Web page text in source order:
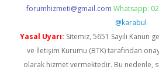
forumhizmeti@gmail.com Whatsapp:
@karabul
Yasal Uyarı: Sitemiz, 5651 Sayılı Kanun
ve İletişim Kurumu (BTK) tarafından
olarak hizmet vermektedir. Bu nedenle,